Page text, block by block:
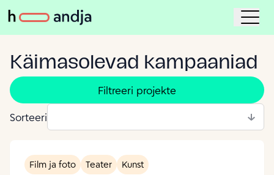
Käimasolevad kampaaniad
Filtreeri projekte
Sorteeri
Film ja foto Teater
Kunst